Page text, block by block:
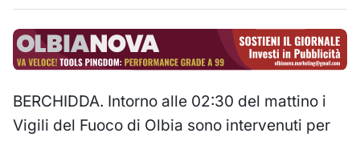
BERCHIDDA. Intorno alle 02:30 del mattino i
Vigili del Fuoco di Olbia sono intervenuti per